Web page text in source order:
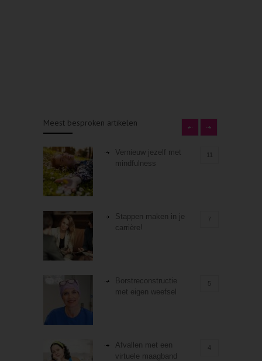
Meest besproken artikelen
Vernieuw jezelf met
mindfulness
Stappen maken in je
carrière!
7
Borstreconstructie
met eigen weefsel
5
Afvallen met een
virtuele maagband
4